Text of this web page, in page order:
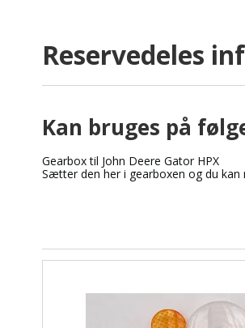
Reservedeles
Kan bruges på
Gearbox til John Deere Gator HPX
Sætter den her i gearboxen og du